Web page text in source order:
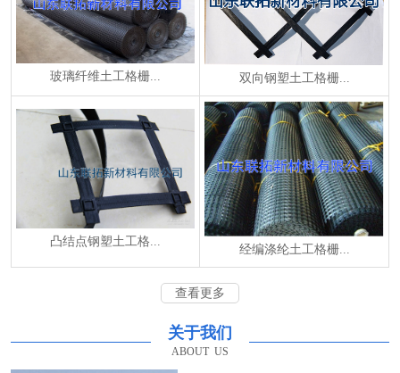
玻璃纤维土工格栅... 双向钢塑土工格栅...
凸结点钢塑土工格...
经编涤纶土工格栅...
查看更多
关于我们
ABOUT US